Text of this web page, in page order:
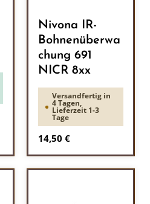
Nivona IR-
Bohnenüberwa
chung 691
NICR 8xx
Versandfertig in
4 Tagen,
Lieferzeit 1-3
Tage
Regulärer Preis:
14,50 €